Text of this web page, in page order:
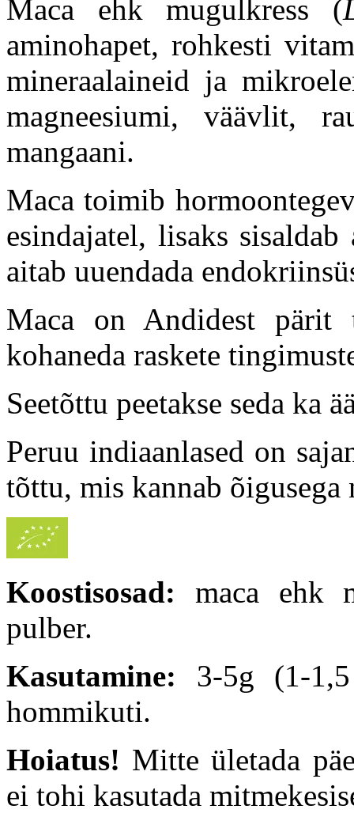
Maca ehk mugulkress (
aminohapet, rohkesti
mineraalaineid ja
magneesiumi, väävlit,
mangaani.
Maca toimib
esindajatel, lisaks
aitab uuendada
Maca on Andidest pärit
kohaneda raskete
Seetõttu peetakse seda ka
Peruu indiaanlased on
tõttu, mis kannab
Koostisosad: maca ehk
pulber.
Kasutamine: 3-5g (1-
hommikuti.
Hoiatus! Mitte ületada
ei tohi kasutada